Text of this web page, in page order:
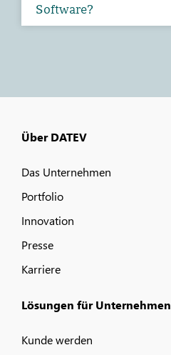
Software?
Über DATEV
Das Unternehmen
Portfolio
Innovation
Presse
Karriere
Lösungen für Unternehmen
Kunde werden